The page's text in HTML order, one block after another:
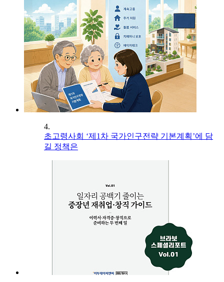
4.
초고령사회 ‘제1차 국가인구전략 기본계획’에 담
길 정책은